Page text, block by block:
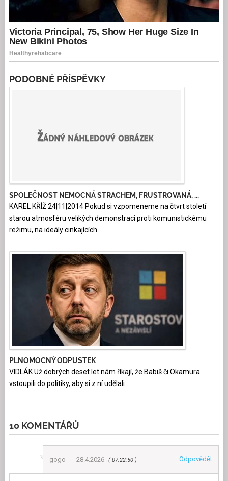
PODOBNÉ PŘÍSPĚVKY
SPOLEČNOST NEMOCNÁ STRACHEM, FRUSTROVANÁ, ...
KAREL KŘÍŽ 24|11|2014 Pokud si vzpomeneme na čtvrt století
starou atmosféru velikých demonstrací proti komunistickému
režimu, na ideály cinkajících
PLNOMOCNÝ ODPUSTEK
VIDLÁK Už dobrých deset let nám říkají, že Babiš či Okamura
vstoupili do politiky, aby si z ní udělali
10 KOMENTÁŘŮ
gogo 28.4.2026 07:22:50 Odpovědět